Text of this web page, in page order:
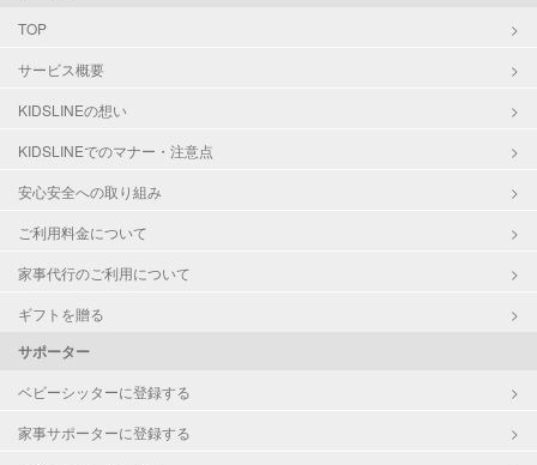
TOP
サービス概要
KIDSLINEの想い
KIDSLINEでのマナー・注意点
安心安全への取り組み
ご利用料金について
家事代行のご利用について
ギフトを贈る
サポーター
ベビーシッターに登録する
家事サポーターに登録する